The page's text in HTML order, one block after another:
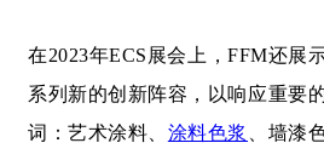
在2023年ECS展会上，FFM还展
系列新的创新阵容，以响应重要
词：艺术涂料、 涂料色浆 、墙漆